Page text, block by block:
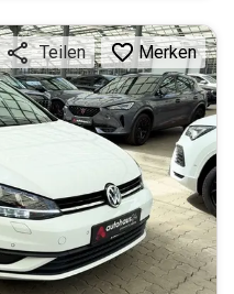
Teilen Merken